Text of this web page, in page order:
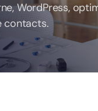
WordPress,
contacts.